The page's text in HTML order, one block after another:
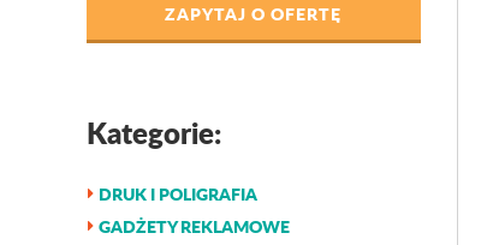
ZAPYTAJ O OFERTĘ
Kategorie:
DRUK I POLIGRAFIA
GADŻETY REKLAMOWE